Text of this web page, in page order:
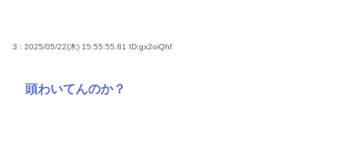
3 : 2025/05/22(木) 15:55:55.81 ID:gx2oiQhf
頭わいてんのか？